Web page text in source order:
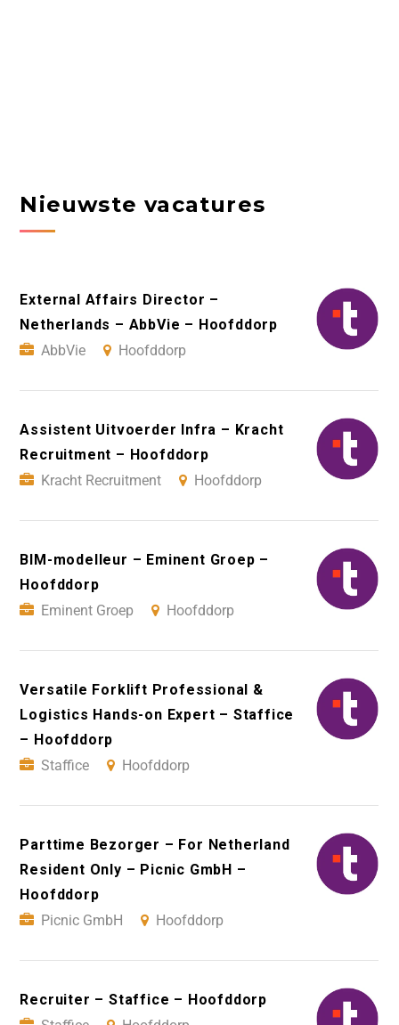
Nieuwste vacatures
External Affairs Director –
Netherlands – AbbVie – Hoofddorp
AbbVie
Hoofddorp
Assistent Uitvoerder Infra – Kracht
Recruitment – Hoofddorp
Kracht Recruitment
Hoofddorp
BIM-modelleur – Eminent Groep –
Hoofddorp
Eminent Groep
Hoofddorp
Versatile Forklift Professional &
Logistics Hands-on Expert – Staffice
– Hoofddorp
Staffice
Hoofddorp
Parttime Bezorger – For Netherland
Resident Only – Picnic GmbH –
Hoofddorp
Picnic GmbH
Hoofddorp
Recruiter – Staffice – Hoofddorp